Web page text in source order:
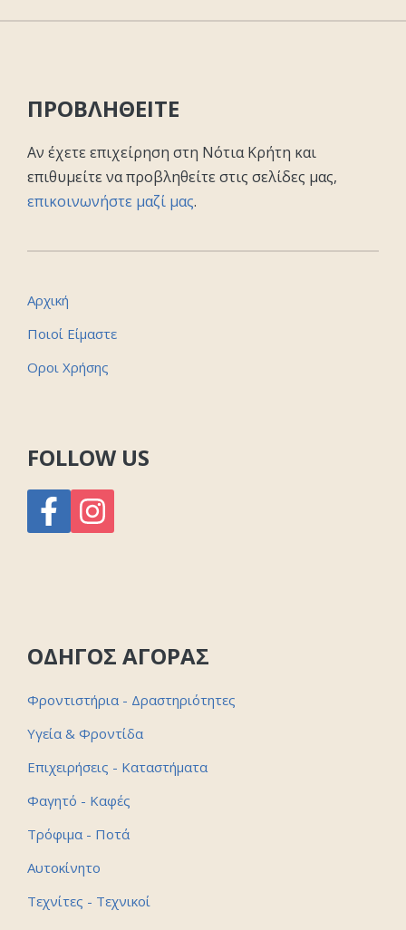
ΠΡΟΒΛΗΘΕΙΤΕ
Αν έχετε επιχείρηση στη Νότια Κρήτη και
επιθυμείτε να προβληθείτε στις σελίδες μας,
επικοινωνήστε μαζί μας.
Αρχική
Ποιοί Είμαστε
Οροι Χρήσης
FOLLOW US
ΟΔΗΓΟΣ ΑΓΟΡΑΣ
Φροντιστήρια - Δραστηριότητες
Υγεία & Φροντίδα
Επιχειρήσεις - Καταστήματα
Φαγητό - Καφές
Τρόφιμα - Ποτά
Αυτοκίνητο
Τεχνίτες - Τεχνικοί